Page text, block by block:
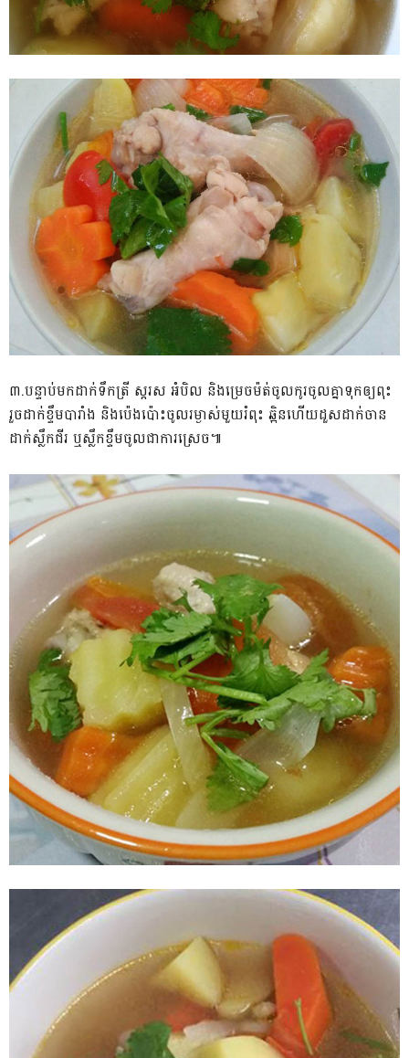
៣.បន្ទាប់មកដាក់ទឹកត្រី ស្ករស អំបិល និងម្រេចម៉ត់ចូលកូរចូលគ្នាទុកឲ្យពុះ
រួចដាក់ខ្ទឹមបារាំង និងប៉េងប៉ោះចូលរម្ងាស់មួយរំពុះ ឆ្អិនហើយដួសដាក់ចាន
ដាក់ស្លឹកជីរ ឬស្លឹកខ្ទឹមចូលជាការស្រេច៕